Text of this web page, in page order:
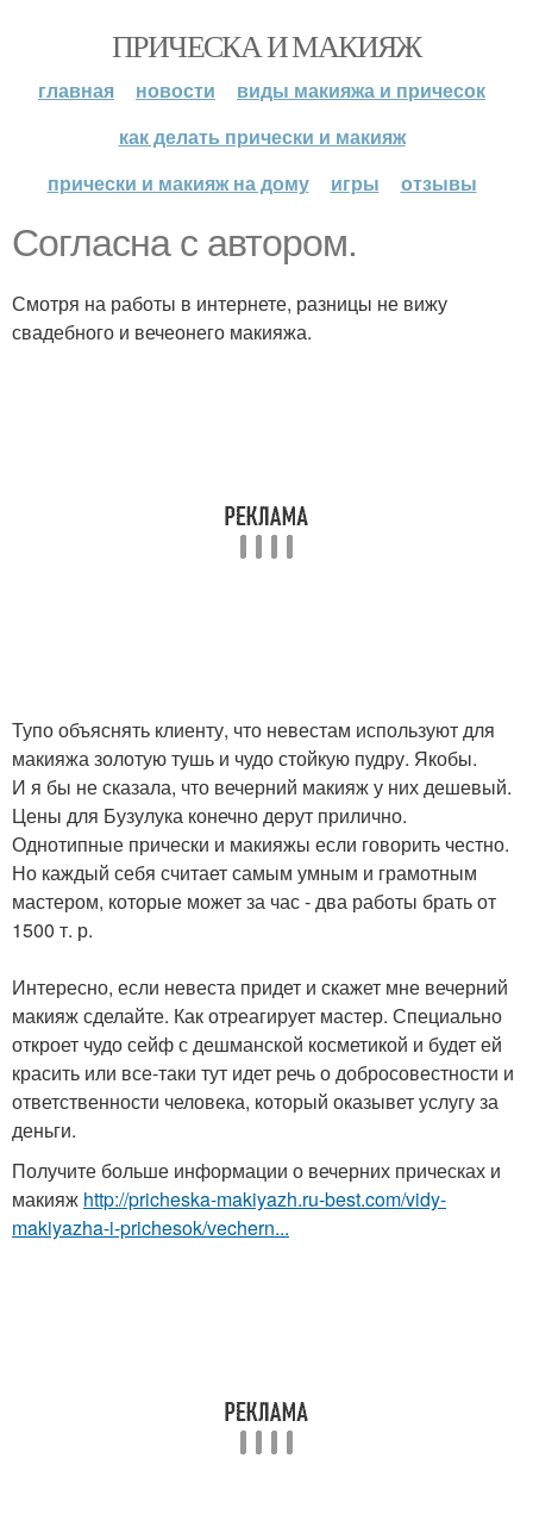
ПРИЧЕСКА И МАКИЯЖ
главная новости
виды макияжа и причесок
как делать прически и макияж
прически и макияж на дому
игры отзывы
Согласна с автором.
Смотря на работы в интернете, разницы не вижу
свадебного и вечеонего макияжа.
Тупо объяснять клиенту, что невестам используют для
макияжа золотую тушь и чудо стойкую пудру. Якобы.
И я бы не сказала, что вечерний макияж у них дешевый.
Цены для Бузулука конечно дерут прилично.
Однотипные прически и макияжы если говорить честно.
Но каждый себя считает самым умным и грамотным
мастером, которые может за час - два работы брать от
1500 т. р.
Интересно, если невеста придет и скажет мне вечерний
макияж сделайте. Как отреагирует мастер. Специально
откроет чудо сейф с дешманской косметикой и будет ей
красить или все-таки тут идет речь о добросовестности и
ответственности человека, который оказывет услугу за
деньги.
Получите больше информации о вечерних прическах и
макияж http://pricheska-makiyazh.ru-best.com/vidy-
makiyazha-i-prichesok/vechern...